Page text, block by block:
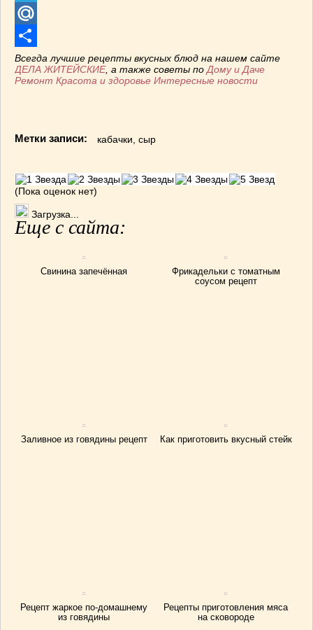
Telegram
Mail.Ru
Отправить
Всегда лучшие рецепты вкусных блюд на нашем сайте
ДЕЛА ЖИТЕЙСКИЕ, а также советы по Дому и Даче
Ремонт Красота и здоровье Интересные новости
Метки записи: кабачки сыр
(Пока оценок нет)
Загрузка...
Еще с сайта:
Свинина запечённая
Фрикадельки с томатным
соусом рецепт
Заливное из говядины рецепт Как приготовить вкусный стейк
Рецепт жаркое по-домашнему
из говядины
Рецепты приготовления мяса
на сковороде